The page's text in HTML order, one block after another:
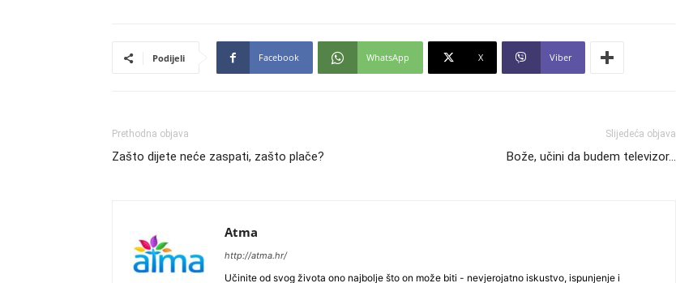
Podijeli Facebook WhatsApp X Viber
Prethodna objava
Zašto dijete neće zaspati, zašto plače?
Slijedeća objava
Bože, učini da budem televizor…
Atma
http://atma.hr/
Učinite od svog života ono najbolje što on može biti - nevjerojatno iskustvo, ispunjenje i